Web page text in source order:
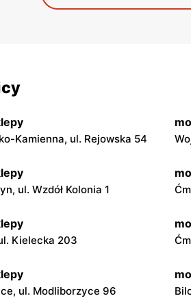
Kamienna, ul. Rejowska 54
ul. Wzdół Kolonia 1
Kielecka 203
ul. Modliborzyce 96